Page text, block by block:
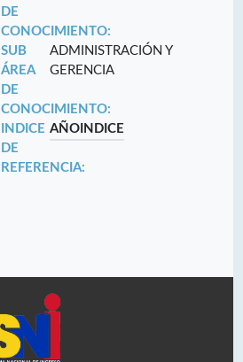
DE
CONOCIMIENTO:
SUB
ÁREA
DE
CONOCIMIENTO:
ADMINISTRACIÓN Y
GERENCIA
INDICE
DE
REFERENCIA:
AÑO INDICE